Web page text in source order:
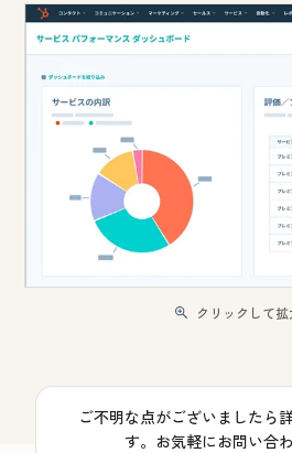
クリックして
ご不明な点がございましたら
す。お気軽にお問い合